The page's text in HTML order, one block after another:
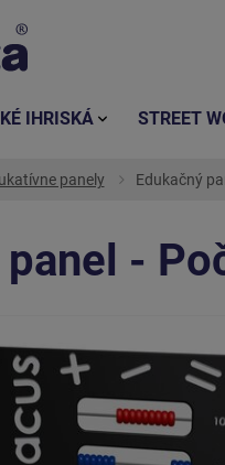
panely Edukačný
panel -
IHRISKÁ STREET